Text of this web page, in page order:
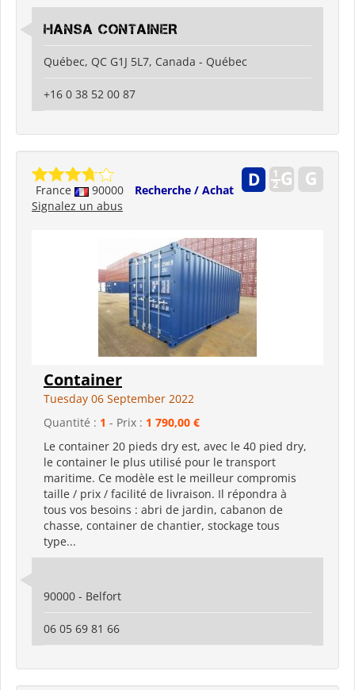
HANSA CONTAINER
Québec, QC G1J 5L7, Canada - Québec
+16 0 38 52 00 87
France 90000
Recherche / Achat
Signalez un abus
Container
Tuesday 06 September 2022
Quantité : 1 - Prix : 1 790,00 €
Le container 20 pieds dry est, avec le 40 pied dry,
le container le plus utilisé pour le transport
maritime. Ce modèle est le meilleur compromis
taille / prix / facilité de livraison. Il répondra à
tous vos besoins : abri de jardin, cabanon de
chasse, container de chantier, stockage tous
type...
90000 - Belfort
06 05 69 81 66